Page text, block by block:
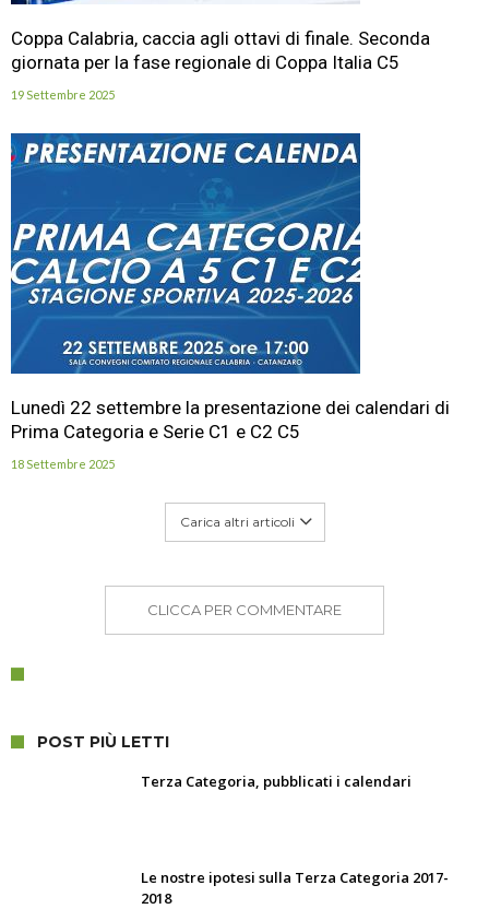
Coppa Calabria, caccia agli ottavi di finale. Seconda
giornata per la fase regionale di Coppa Italia C5
19 Settembre 2025
Lunedì 22 settembre la presentazione dei calendari di
Prima Categoria e Serie C1 e C2 C5
18 Settembre 2025
Carica altri articoli
CLICCA PER COMMENTARE
POST PIÙ LETTI
Terza Categoria, pubblicati i calendari
Le nostre ipotesi sulla Terza Categoria 2017-
2018